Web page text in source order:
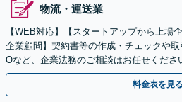
物流・運送業
【WEB対応】【スタートアップから上場
企業顧問】契約書等の作成・チェックや
Oなど、企業法務のご相談はお任せくださ
確に対応を進めてまいります。
料金表を見る